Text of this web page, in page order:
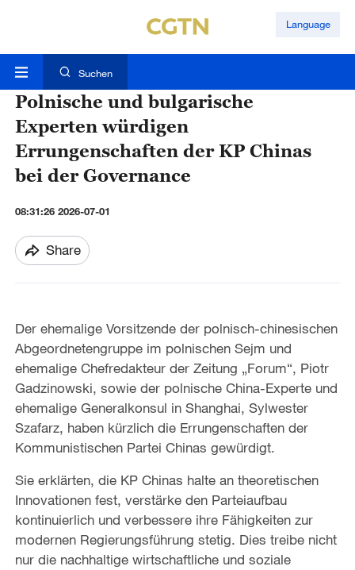
Language
Suchen
Polnische und bulgarische
Experten würdigen
Errungenschaften der KP Chinas
bei der Governance
08:31:26 2026-07-01
Share
Der ehemalige Vorsitzende der polnisch-chinesischen
Abgeordnetengruppe im polnischen Sejm und
ehemalige Chefredakteur der Zeitung „Forum“, Piotr
Gadzinowski, sowie der polnische China-Experte und
ehemalige Generalkonsul in Shanghai, Sylwester
Szafarz, haben kürzlich die Errungenschaften der
Kommunistischen Partei Chinas gewürdigt.
Sie erklärten, die KP Chinas halte an theoretischen
Innovationen fest, verstärke den Parteiaufbau
kontinuierlich und verbessere ihre Fähigkeiten zur
modernen Regierungsführung stetig. Dies treibe nicht
nur die nachhaltige wirtschaftliche und soziale